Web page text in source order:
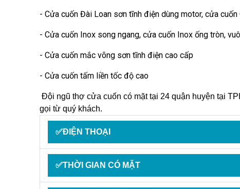
- Cửa cuốn Đài Loan sơn tĩnh điện dùng motor, cửa
- Cửa cuốn Inox song ngang, cửa cuốn Inox ống tròn,
- Cửa cuốn mắc võng sơn tĩnh điện cao cấp
- Cửa cuốn tấm liền tốc độ cao
Đội ngũ thợ cửa cuốn có mặt tại 24 quận huyện tại
gọi từ quý khách.
✅ĐIỆN THOẠI
✅THỜI GIAN CÓ MẶT